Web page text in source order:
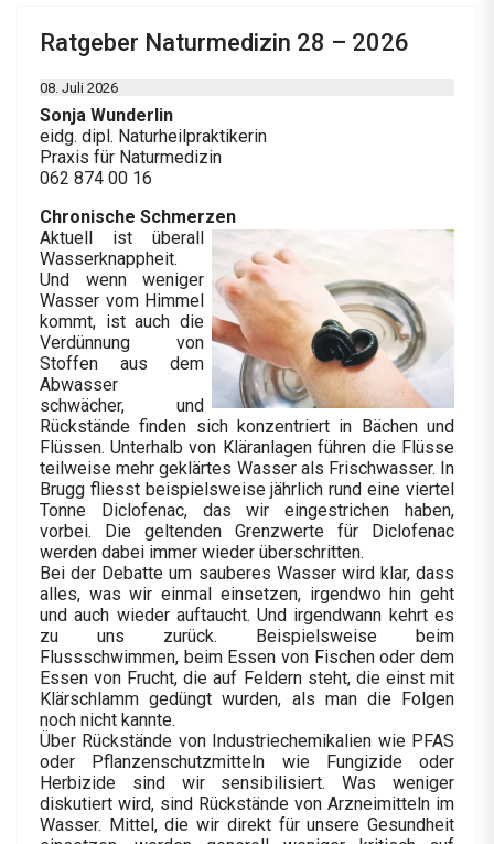
Ratgeber Naturmedizin 28 – 2026
08. Juli 2026
Sonja Wunderlin
eidg. dipl. Naturheilpraktikerin
Praxis für Naturmedizin
062 874 00 16
Chronische Schmerzen
Aktuell ist überall
Wasserknappheit.
Und wenn weniger
Wasser vom Himmel
kommt, ist auch die
Verdünnung von
Stoffen aus dem
Abwasser
schwächer, und
Rückstände finden sich konzentriert in Bächen und
Flüssen. Unterhalb von Kläranlagen führen die Flüsse
teilweise mehr geklärtes Wasser als Frischwasser. In
Brugg fliesst beispielsweise jährlich rund eine viertel
Tonne Diclofenac, das wir eingestrichen haben,
vorbei. Die geltenden Grenzwerte für Diclofenac
werden dabei immer wieder überschritten.
Bei der Debatte um sauberes Wasser wird klar, dass
alles, was wir einmal einsetzen, irgendwo hin geht
und auch wieder auftaucht. Und irgendwann kehrt es
zu uns zurück. Beispielsweise beim
Flussschwimmen, beim Essen von Fischen oder dem
Essen von Frucht, die auf Feldern steht, die einst mit
Klärschlamm gedüngt wurden, als man die Folgen
noch nicht kannte.
Über Rückstände von Industriechemikalien wie PFAS
oder Pflanzenschutzmitteln wie Fungizide oder
Herbizide sind wir sensibilisiert. Was weniger
diskutiert wird, sind Rückstände von Arzneimitteln im
Wasser. Mittel, die wir direkt für unsere Gesundheit